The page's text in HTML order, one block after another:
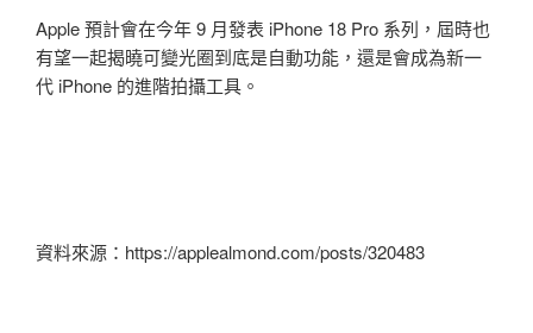
Apple 預計會在今年 9 月發表 iPhone 18 Pro 系列，屆時也
有望一起揭曉可變光圈到底是自動功能，還是會成為新一
代 iPhone 的進階拍攝工具。
資料來源：https://applealmond.com/posts/320483